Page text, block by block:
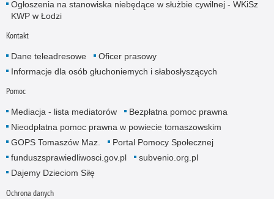
Ogłoszenia na stanowiska niebędące w służbie cywilnej - WKiSz
KWP w Łodzi
Kontakt
Dane teleadresowe
Oficer prasowy
Informacje dla osób głuchoniemych i słabosłyszących
Pomoc
Mediacja - lista mediatorów
Bezpłatna pomoc prawna
Nieodpłatna pomoc prawna w powiecie tomaszowskim
GOPS Tomaszów Maz.
Portal Pomocy Społecznej
funduszsprawiedliwosci.gov.pl
subvenio.org.pl
Dajemy Dzieciom Siłę
Ochrona danych